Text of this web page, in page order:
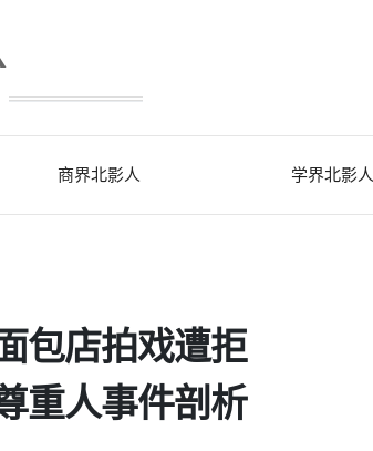
商界北影人 学界北影人
包店拍戏遭拒
重人事件剖析